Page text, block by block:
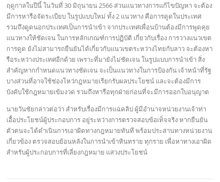
ฤดูกาลในปีนี้ ในวันที่ 30 มิถุนายน 2566 ส่วนแนวทางการแก้ไขปัญหา จะต้อง
มีการหารือจัดระเบียบ ในรูปแบบใหม่ ทั้ง 2 แนวทาง คือการดูดในประเทศ
รวมถึงดูดนอกประเทศเป็นการนำเข้า จากประเทศเพื่อนบ้านต้องมีการพูดคุย
แนวทางให้ชัดเจน ในการหลักเกณฑ์การปฏิบัติ เกี่ยวกับเรื่อง การวางแนวเขต
การดูด ยังไม่สามารถยืนยันได้เกี่ยวกับแนวเขตระหว่างไทยกับลาว จะต้องหา
รือระหว่างประเทศอีกด้วย เพราะที่มายังไม่ชัดเจน ในรูปแบบการนำเข้า สิ่ง
สำคัญหากกำหนดแนวทางชัดเจน จะเป็นแนวทางในการป้องกัน เจ้าหน้าที่รัฐ
บางส่วนที่อาจใช้ช่องโหว่กฎหมายเรียกรับผลประโยชน์ และจะต้องมีการ
บังคับใช้กฎหมายเข้มงวด รวมถึงหารือทุกฝ่ายก่อนที่จะมีการออกใบอนุญาต
นายวันชัยกล่าวต่อว่า สำหรับเรื่องมีการแฉคลิป ผู้มีอำนาจหน่วยงานเจ้าท่า
เอื้อประโยชน์ผู้ประกอบการ อยู่ระหว่างการตรวจสอบข้อเท็จจริง หากยืนยัน
ตัวตนจะได้ดำเนินการเอาผิดทางกฎหมายทันที พร้อมประสานทางหน่วยงาน
เกี่ยวข้อง ตรวจสอบย้อนหลังในการนำเข้าหินทราย ทุกราย เพื่อหาทางเอาผิด
สำหรับผู้ประกอบการที่เลี่ยงกฎหมาย แสวงประโยชน์